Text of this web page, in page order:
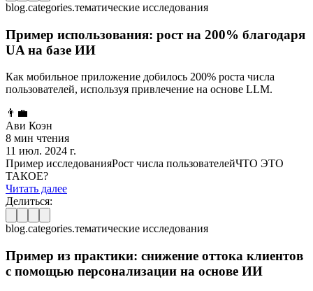
blog.categories.тематические исследования
Пример использования: рост на 200% благодаря
UA на базе ИИ
Как мобильное приложение добилось 200% роста числа
пользователей, используя привлечение на основе LLM.
👨‍💼
Ави Коэн
8 мин чтения
11 июл. 2024 г.
Пример исследованияРост числа пользователейЧТО ЭТО
ТАКОЕ?
Читать далее
Делиться:
blog.categories.тематические исследования
Пример из практики: снижение оттока клиентов
с помощью персонализации на основе ИИ